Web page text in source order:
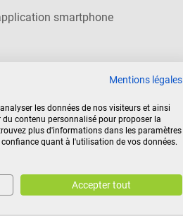
smartphone
acheté
Mentions légales
les données de nos visiteurs et ainsi
contenu personnalisé pour proposer la
plus d'informations dans les paramètres
quant à l'utilisation de vos données.
Accepter tout